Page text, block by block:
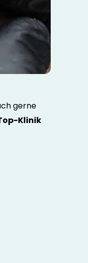
gerne
Klinik